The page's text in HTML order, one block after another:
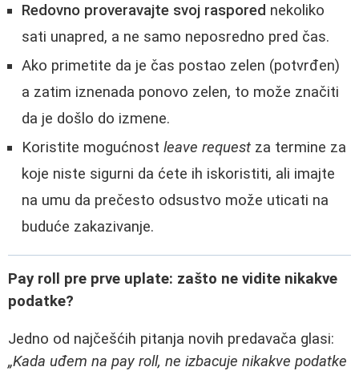
Redovno proveravajte svoj raspored nekoliko
sati unapred, a ne samo neposredno pred čas.
Ako primetite da je čas postao zelen (potvrđen)
a zatim iznenada ponovo zelen, to može značiti
da je došlo do izmene.
Koristite mogućnost leave request za termine za
koje niste sigurni da ćete ih iskoristiti, ali imajte
na umu da prečesto odsustvo može uticati na
buduće zakazivanje.
Pay roll pre prve uplate: zašto ne vidite nikakve
podatke?
Jedno od najčešćih pitanja novih predavača glasi:
„Kada uđem na pay roll, ne izbacuje nikakve podatke